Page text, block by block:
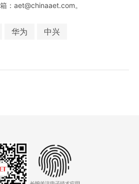
：aet@chinaaet.com。
华为 中兴